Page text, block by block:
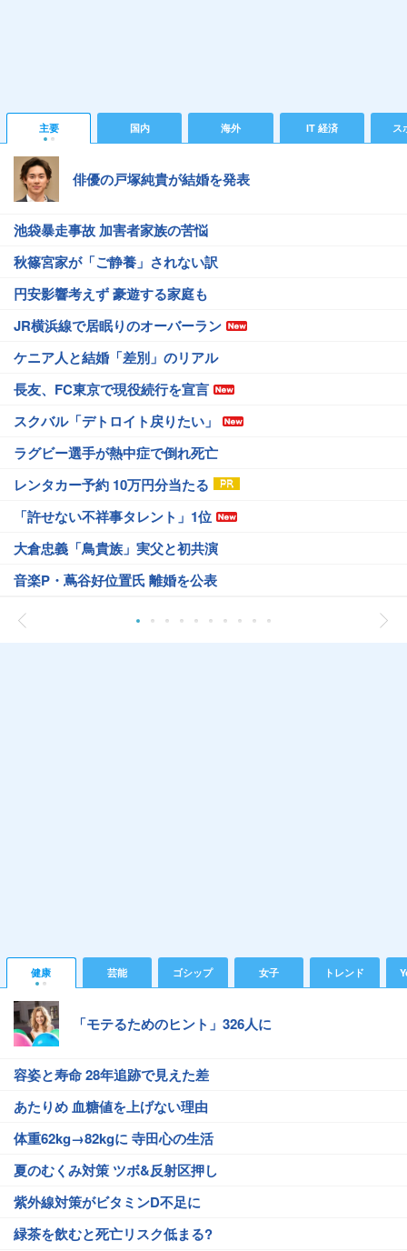
主要 国内 海外 IT 経済 ス
俳優の戸塚純貴が結婚を発表
池袋暴走事故 加害者家族の苦悩
秋篠宮家が「ご静養」されない訳
円安影響考えず 豪遊する家庭も
JR横浜線で居眠りのオーバーラン
ケニア人と結婚「差別」のリアル
長友、FC東京で現役続行を宣言
スクバル「デトロイト戻りたい」
ラグビー選手が熱中症で倒れ死亡
レンタカー予約 10万円分当たる
「許せない不祥事タレント」1位
大倉忠義「鳥貴族」実父と初共演
音楽P・蔦谷好位置氏 離婚を公表
健康 芸能 ゴシップ 女子 トレンド
「モテるためのヒント」326人に
容姿と寿命 28年追跡で見えた差
あたりめ 血糖値を上げない理由
体重62kg→82kgに 寺田心の生活
夏のむくみ対策 ツボ&反射区押し
紫外線対策がビタミンD不足に
緑茶を飲むと死亡リスク低まる?